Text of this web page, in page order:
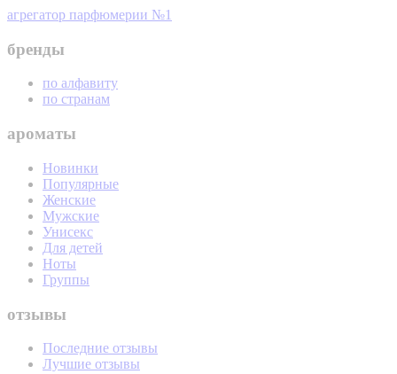
агрегатор парфюмерии №1
бренды
по алфавиту
по странам
ароматы
Новинки
Популярные
Женские
Мужские
Унисекс
Для детей
Ноты
Группы
отзывы
Последние отзывы
Лучшие отзывы